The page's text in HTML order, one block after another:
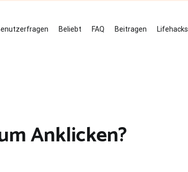
Beliebt FAQ Beitragen Lifehacks
Anklicken?